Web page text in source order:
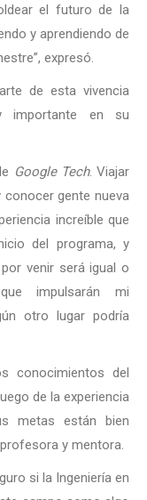
el futuro de la
y aprendiendo de
expresó.
de esta vivencia
importante en su
Google Tech. Viajar
gente nueva
increíble que
del programa, y
venir será igual o
impulsarán mi
otro lugar podría
conocimientos del
de la experiencia
metas están bien
y mentora.
si la Ingeniería en